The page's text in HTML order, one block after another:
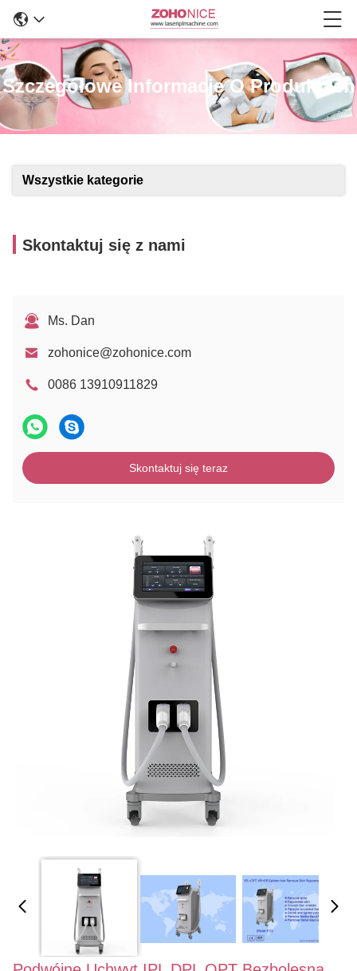
Szczegółowe Informacje O Produktach
Wszystkie kategorie
Skontaktuj się z nami
Ms. Dan
zohonice@zohonice.com
0086 13910911829
Skontaktuj się teraz